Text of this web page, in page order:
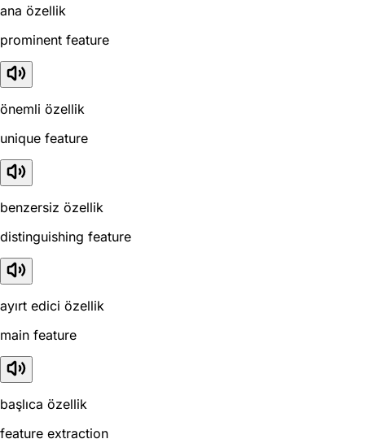
ana özellik
prominent feature
önemli özellik
unique feature
benzersiz özellik
distinguishing feature
ayırt edici özellik
main feature
başlıca özellik
feature extraction